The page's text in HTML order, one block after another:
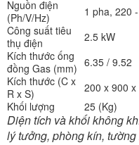
Nguồn điện
(Ph/V/Hz)
1 pha, 220
Công suất tiêu
thụ điện
2.5 kW
Kích thước ống
đồng Gas (mm) 6.35 / 9.52
Kích thước (C x
R x S)
200 x 900
Khối lượng
25 (Kg)
Diện tích và khối không
lý tưởng, phòng kín,